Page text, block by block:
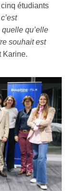
étudiants
qu’elle
souhait est
Karine.